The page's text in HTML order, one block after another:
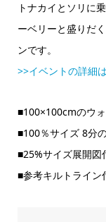
トナカイとソリに
ーベリーと盛りだ
ンです。
>>イベントの詳細
■100×100cmのウ
■100％サイズ 8分
■25%サイズ展開図
■参考キルトライン